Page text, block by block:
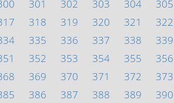
301 302 303 304 305
318 319 320 321 322
335 336 337 338 339
352 353 354 355 356
369 370 371 372 373
386 387 388 389 390